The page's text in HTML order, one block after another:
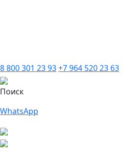
8 800 301 23 93+7 964 520 23 63
Поиск
WhatsApp